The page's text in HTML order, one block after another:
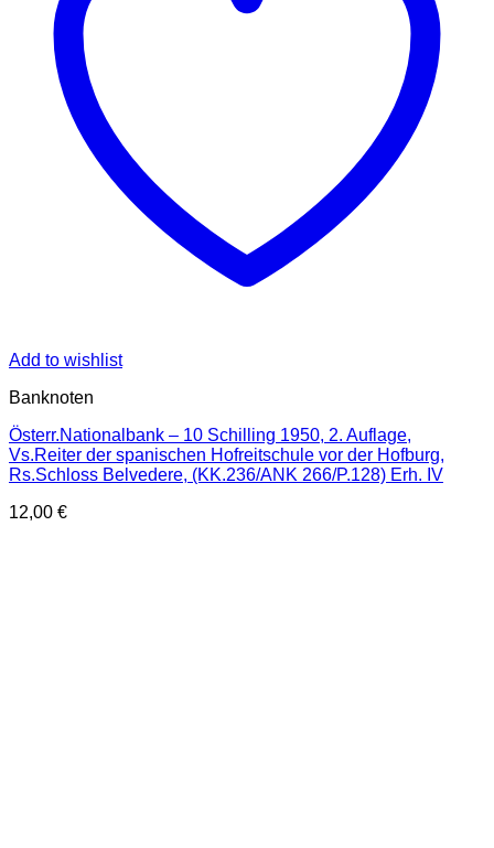
Add to wishlist
Banknoten
Österr.Nationalbank – 10 Schilling 1950, 2. Auflage,
Vs.Reiter der spanischen Hofreitschule vor der Hofburg,
Rs.Schloss Belvedere, (KK.236/ANK 266/P.128) Erh. IV
12,00 €